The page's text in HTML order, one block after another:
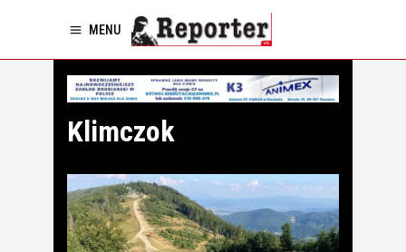
MENU
Klimczok